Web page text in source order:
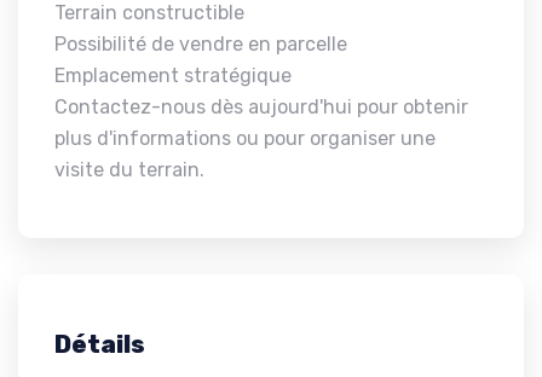
Terrain constructible
Possibilité de vendre en parcelle
Emplacement stratégique
Contactez-nous dès aujourd'hui pour obtenir
plus d'informations ou pour organiser une
visite du terrain.
Détails